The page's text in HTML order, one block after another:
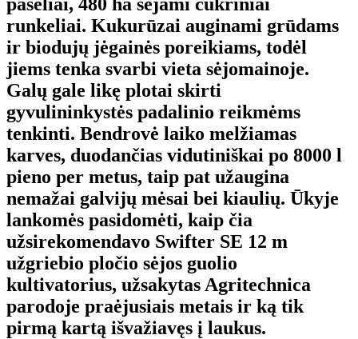
runkeliai. Kukurūzai auginami grūdams
ir biodujų jėgainės poreikiams, todėl
jiems tenka svarbi vieta sėjomainoje.
Galų gale likę plotai skirti
gyvulininkystės padalinio reikmėms
tenkinti. Bendrovė laiko melžiamas
karves, duodančias vidutiniškai po 8000 l
pieno per metus, taip pat užaugina
nemažai galvijų mėsai bei kiaulių. Ūkyje
lankomės pasidomėti, kaip čia
užsirekomendavo Swifter SE 12 m
užgriebio pločio sėjos guolio
kultivatorius, užsakytas Agritechnica
parodoje praėjusiais metais ir ką tik
pirmą kartą išvažiavęs į laukus.